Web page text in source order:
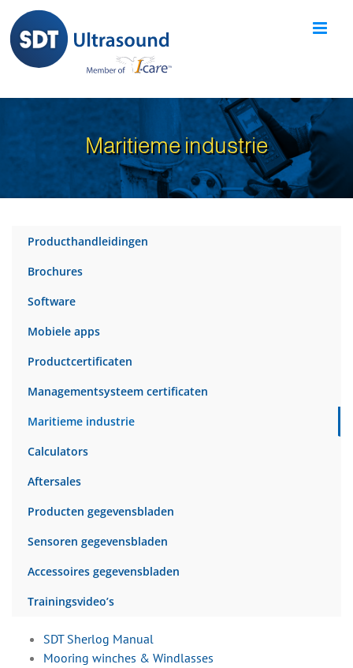
content
Maritieme industrie
Producthandleidingen
Brochures
Software
Mobiele apps
Productcertificaten
Managementsysteem certificaten
Maritieme industrie
Calculators
Aftersales
Producten gegevensbladen
Sensoren gegevensbladen
Accessoires gegevensbladen
Trainingsvideo’s
SDT Sherlog Manual
Mooring winches & Windlasses